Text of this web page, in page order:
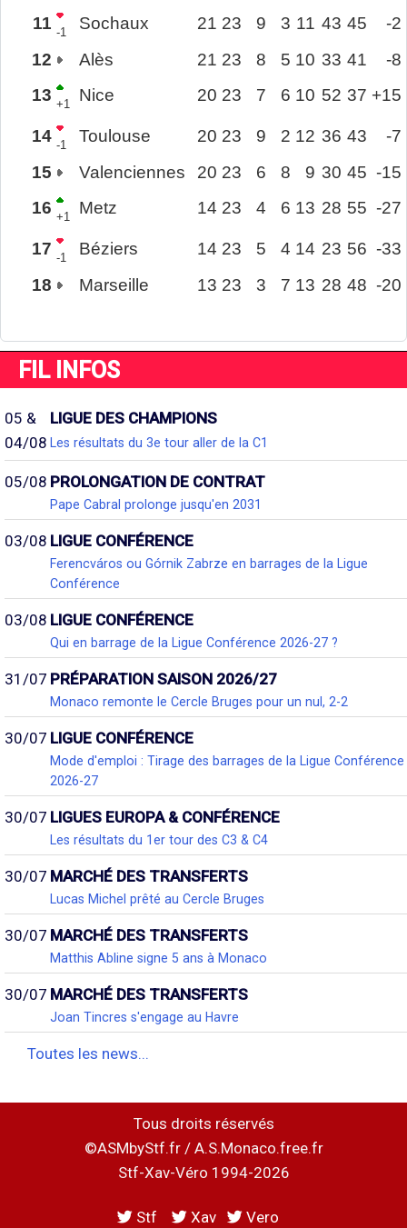
11 -1 Sochaux 21 23 9 3 11 43 45
-2
12
Alès 21 23 8 5 10 33 41
-8
13 +1 Nice 20 23 7 6 10 52 37 +15
14 -1 Toulouse 20 23 9 2 12 36 43
-7
15
Valenciennes 20 23 6 8 9 30 45 -15
16 +1 Metz 14 23 4 6 13 28 55 -27
17 -1 Béziers 14 23 5 4 14 23 56 -33
18
Marseille 13 23 3 7 13 28 48 -20
FIL INFOS
05 &
04/08
LIGUE DES CHAMPIONS
Les résultats du 3e tour aller de la C1
05/08 PROLONGATION DE CONTRAT
Pape Cabral prolonge jusqu'en 2031
03/08 LIGUE CONFÉRENCE
Ferencváros ou Górnik Zabrze en barrages de la Ligue
Conférence
03/08 LIGUE CONFÉRENCE
Qui en barrage de la Ligue Conférence 2026-27 ?
31/07 PRÉPARATION SAISON 2026/27
Monaco remonte le Cercle Bruges pour un nul, 2-2
30/07 LIGUE CONFÉRENCE
Mode d'emploi : Tirage des barrages de la Ligue Conférence
2026-27
30/07 LIGUES EUROPA & CONFÉRENCE
Les résultats du 1er tour des C3 & C4
30/07 MARCHÉ DES TRANSFERTS
Lucas Michel prêté au Cercle Bruges
30/07 MARCHÉ DES TRANSFERTS
Matthis Abline signe 5 ans à Monaco
30/07 MARCHÉ DES TRANSFERTS
Joan Tincres s'engage au Havre
Toutes les news...
Tous droits réservés
©ASMbyStf.fr / A.S.Monaco.free.fr
Stf-Xav-Véro 1994-2026
Stf Xav Vero